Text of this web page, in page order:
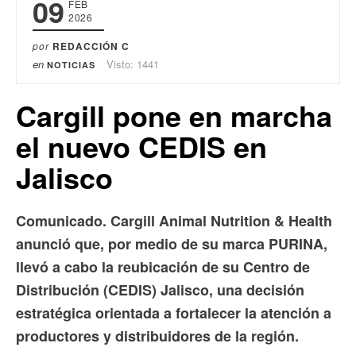
09 FEB
2026
por REDACCIÓN C
en NOTICIAS Visto: 1441
Cargill pone en marcha
el nuevo CEDIS en
Jalisco
Comunicado. Cargill Animal Nutrition & Health
anunció que, por medio de su marca PURINA,
llevó a cabo la reubicación de su Centro de
Distribución (CEDIS) Jalisco, una decisión
estratégica orientada a fortalecer la atención a
productores y distribuidores de la región.